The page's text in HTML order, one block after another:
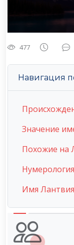
477
Навигация
Значение
Похожие на
Имя